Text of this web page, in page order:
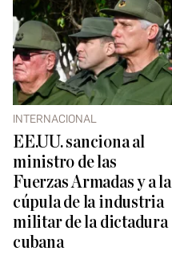
INTERNACIONAL
EE.UU. sanciona al
ministro de las
Fuerzas Armadas y a la
cúpula de la industria
militar de la dictadura
cubana